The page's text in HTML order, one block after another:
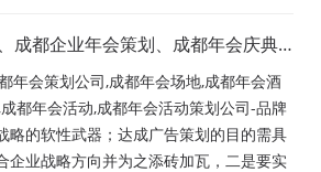
成都企业年会策划、成都年会庆典
表演、成都年会节目演出、成都年
都年会布置公司，成都年会现场搭
目表演，年会节目创意节目，年会
年会策划，年会致辞发言稿，年会
年会策划公司,成都年会场地,成都年会酒
都年会活动,成都年会活动策划公司-品牌
略的软性武器；达成广告策划的目的需具
企业战略方向并为之添砖加瓦，二是要实